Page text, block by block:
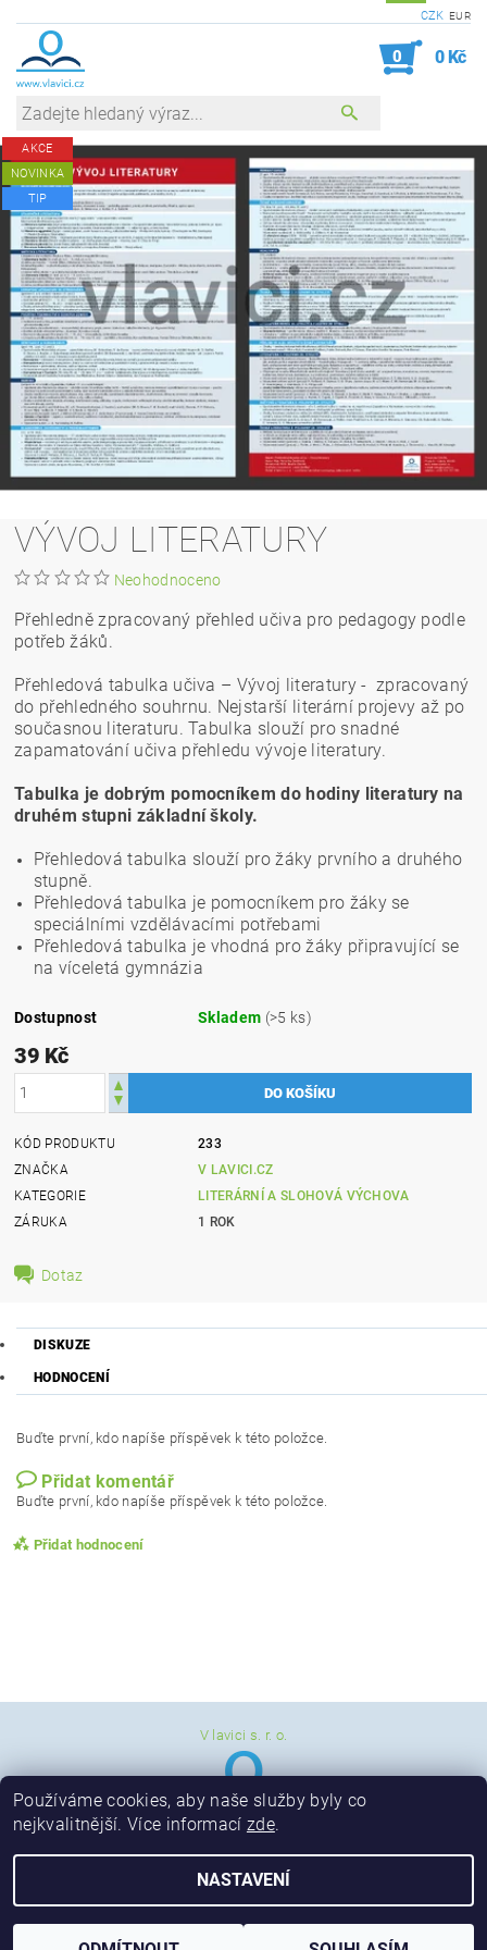
CZK EUR
0 0 Kč
AKCE
NOVINKA
TIP
VÝVOJ LITERATURY
Neohodnoceno
Přehledně zpracovaný přehled učiva pro pedagogy podle
potřeb žáků.
Přehledová tabulka učiva – Vývoj literatury - zpracovaný
do přehledného souhrnu. Nejstarší literární projevy až po
současnou literaturu. Tabulka slouží pro snadné
zapamatování učiva přehledu vývoje literatury.
Tabulka je dobrým pomocníkem do hodiny literatury na
druhém stupni základní školy.
Přehledová tabulka slouží pro žáky prvního a druhého
stupně.
Přehledová tabulka je pomocníkem pro žáky se
speciálními vzdělávacími potřebami
Přehledová tabulka je vhodná pro žáky připravující se
na víceletá gymnázia
Dostupnost Skladem (>5 ks)
39 Kč
KÓD PRODUKTU
233
ZNAČKA
V LAVICI.CZ
KATEGORIE
LITERÁRNÍ A SLOHOVÁ VÝCHOVA
ZÁRUKA
1 ROK
Dotaz
DISKUZE
HODNOCENÍ
Buďte první, kdo napíše příspěvek k této položce.
Přidat komentář
Buďte první, kdo napíše příspěvek k této položce.
Přidat hodnocení
Vložením hodnocení souhlasíte spodmínkami ochrany
V lavici s. r. o.
2026 © Vzdělávací společnost - V lavici, s. r. o., všechna práva vyhrazena
Používáme cookies, aby naše služby byly co
nejkvalitnější. Více informací zde.
NASTAVENÍ